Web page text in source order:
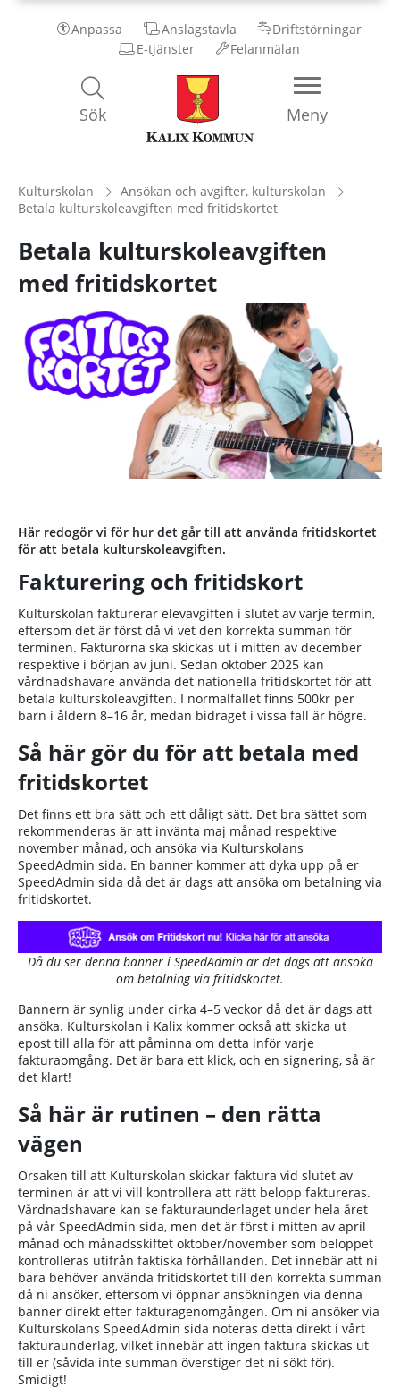
Anpassa Anslagstavla
Driftstörningar
E-tjänster
Felanmälan
Kalix
Kommun
Meny
Sök
Kulturskolan
Ansökan och avgifter, kulturskolan
Betala kulturskoleavgiften med fritidskortet
Betala kulturskoleavgiften
med fritidskortet
Här redogör vi för hur det går till att använda fritidskortet
för att betala kulturskoleavgiften.
Fakturering och fritidskort
Kulturskolan fakturerar elevavgiften i slutet av varje termin,
eftersom det är först då vi vet den korrekta summan för
terminen. Fakturorna ska skickas ut i mitten av december
respektive i början av juni. Sedan oktober 2025 kan
vårdnadshavare använda det nationella fritidskortet för att
betala kulturskoleavgiften. I normalfallet finns 500kr per
barn i åldern 8–16 år, medan bidraget i vissa fall är högre.
Så här gör du för att betala med
fritidskortet
Det finns ett bra sätt och ett dåligt sätt. Det bra sättet som
rekommenderas är att invänta maj månad respektive
november månad, och ansöka via Kulturskolans
SpeedAdmin sida. En banner kommer att dyka upp på er
SpeedAdmin sida då det är dags att ansöka om betalning via
fritidskortet.
Då du ser denna banner i SpeedAdmin är det dags att ansöka
om betalning via fritidskortet.
Bannern är synlig under cirka 4–5 veckor då det är dags att
ansöka. Kulturskolan i Kalix kommer också att skicka ut
epost till alla för att påminna om detta inför varje
fakturaomgång. Det är bara ett klick, och en signering, så är
det klart!
Så här är rutinen – den rätta
vägen
Orsaken till att Kulturskolan skickar faktura vid slutet av
terminen är att vi vill kontrollera att rätt belopp faktureras.
Vårdnadshavare kan se fakturaunderlaget under hela året
på vår SpeedAdmin sida, men det är först i mitten av april
månad och månadsskiftet oktober/november som beloppet
kontrolleras utifrån faktiska förhållanden. Det innebär att ni
bara behöver använda fritidskortet till den korrekta summan
då ni ansöker, eftersom vi öppnar ansökningen via denna
banner direkt efter fakturagenomgången. Om ni ansöker via
Kulturskolans SpeedAdmin sida noteras detta direkt i vårt
fakturaunderlag, vilket innebär att ingen faktura skickas ut
till er (såvida inte summan överstiger det ni sökt för).
Smidigt!